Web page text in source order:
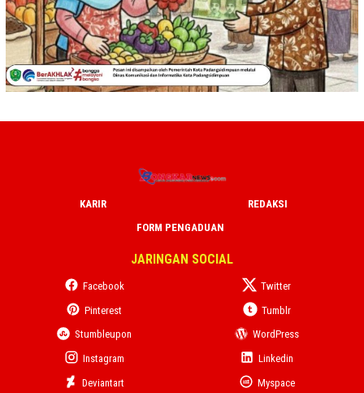
KARIR
REDAKSI
FORM PENGADUAN
JARINGAN SOCIAL
Facebook
Twitter
Pinterest
Tumblr
Stumbleupon
WordPress
Instagram
Linkedin
Deviantart
Myspace